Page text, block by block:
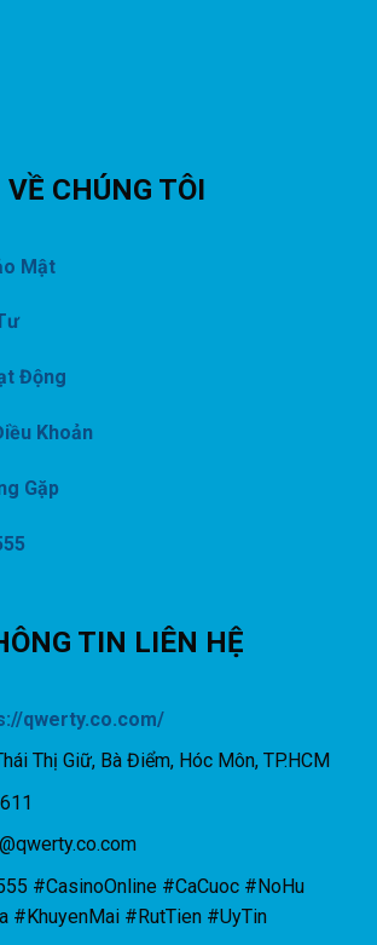
VỀ CHÚNG TÔI
Mật
Động
Khoản
Gặp
TIN LIÊN HỆ
qwerty.co.com/
Thị Giữ, Bà Điểm, Hóc Môn, TP.HCM
#CasinoOnline #CaCuoc #NoHu
#KhuyenMai #RutTien #UyTin